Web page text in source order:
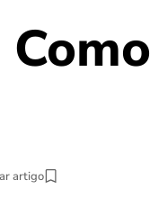
artigo